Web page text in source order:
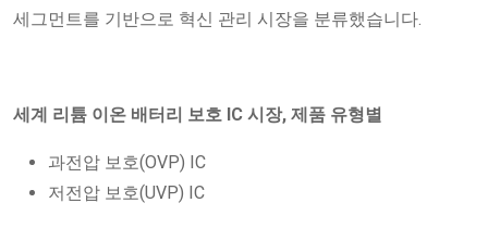
세그먼트를 기반으로 혁신 관리 시장을 분류했습니다.
세계 리튬 이온 배터리 보호 IC 시장, 제품 유형별
과전압 보호(OVP) IC
저전압 보호(UVP) IC